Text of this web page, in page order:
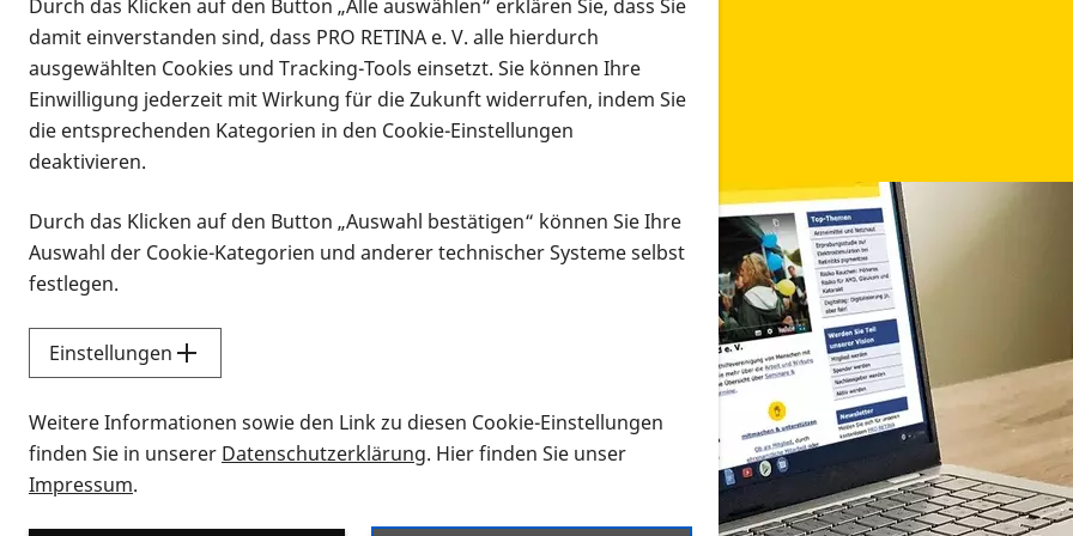
Infomaterial
Infomaterial
Vorlesen
Alle Infomaterialien in verschiedenen Formaten an
Sie möchten wissen, wie Sie nach Infonmaterial suchen und dieses bestellen bzw. herunterladen
Durch das Klicken auf den Button „Alle auswählen“ erklären Sie, dass Sie
damit einverstanden sind, dass PRO RETINA e. V. alle hierdurch
ausgewählten Cookies und Tracking-Tools einsetzt. Sie können Ihre
Einwilligung jederzeit mit Wirkung für die Zukunft widerrufen, indem Sie
die entsprechenden Kategorien in den Cookie-Einstellungen
deaktivieren.
Durch das Klicken auf den Button „Auswahl bestätigen“ können Sie Ihre
Auswahl der Cookie-Kategorien und anderer technischer Systeme selbst
festlegen.
Einstellungen
Weitere Informationen sowie den Link zu diesen Cookie-Einstellungen
finden Sie in unserer Datenschutzerklärung. Hier finden Sie unser
Impressum.